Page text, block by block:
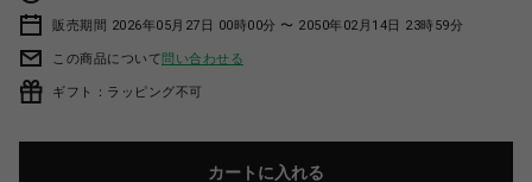
販売期間 2026年05月27日 00時00分 〜 2050年02月14日 23時59分
この商品について問い合わせる
ギフト：ラッピング不可
カートに入れる